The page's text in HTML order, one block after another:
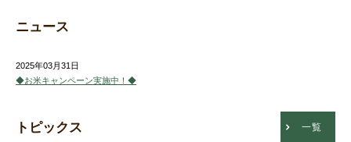
ニュース
2025年03月31日
◆お米キャンペーン実施中！◆
トピックス 一覧